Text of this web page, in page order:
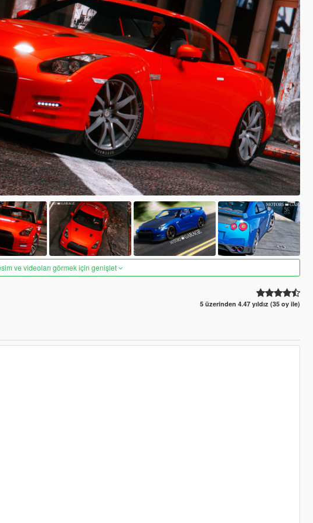
ve videoları görmek için genişlet
5 üzerinden 4.47 yıldız (35 oy ile)